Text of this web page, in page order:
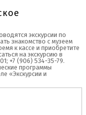
экскурсии по
знакомство с музеем
к кассе и приобретите
на экскурсию в
+7 (906) 534-35-79.
программы
«Экскурсии и